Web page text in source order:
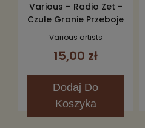
Various – Radio Zet -
Czułe Granie Przeboje
Na Lato 2006 2CD
Various artists
15,00 zł
Dodaj Do
Koszyka